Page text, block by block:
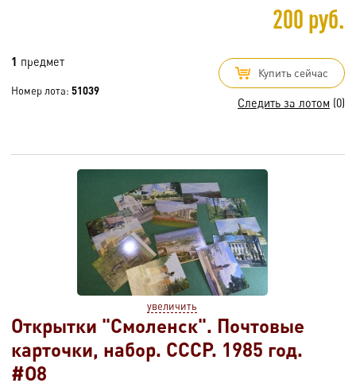
200 руб.
1 предмет
Номер лота: 51039
Купить сейчас
Следить за лотом (0)
увеличить
Открытки "Смоленск". Почтовые
карточки, набор. СССР. 1985 год.
#O8